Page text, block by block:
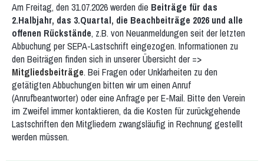
Am Freitag, den 31.07.2026 werden die Beiträge für das
2.Halbjahr, das 3.Quartal, die Beachbeiträge 2026 und alle
offenen Rückstände, z.B. von Neuanmeldungen seit der letzten
Abbuchung per SEPA-Lastschrift eingezogen. Informationen zu
den Beiträgen finden sich in unserer Übersicht der =>
Mitgliedsbeiträge. Bei Fragen oder Unklarheiten zu den
getätigten Abbuchungen bitten wir um einen Anruf
(Anrufbeantworter) oder eine Anfrage per E-Mail. Bitte den Verein
im Zweifel immer kontaktieren, da die Kosten für zurückgehende
Lastschriften den Mitgliedern zwangsläufig in Rechnung gestellt
werden müssen.